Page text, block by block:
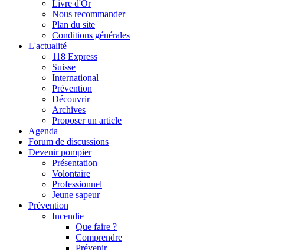
Livre d'Or
Nous recommander
Plan du site
Conditions générales
L'actualité
118 Express
Suisse
International
Prévention
Découvrir
Archives
Proposer un article
Agenda
Forum de discussions
Devenir pompier
Présentation
Volontaire
Professionnel
Jeune sapeur
Prévention
Incendie
Que faire ?
Comprendre
Prévenir